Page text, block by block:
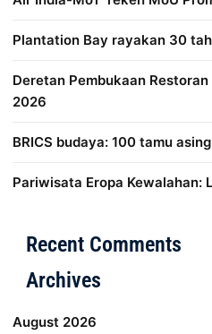
Plantation Bay rayakan 30
Deretan Pembukaan
2026
BRICS budaya: 100 tamu asing
Pariwisata Eropa Kewalahan:
Recent Comments
Archives
August 2026